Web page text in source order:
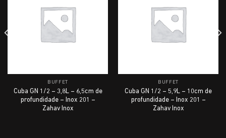
BUFFET
Cuba GN 1/2 – 3,8L – 6,5cm de
profundidade – Inox 201 –
Zahav Inox
BUFFET
Cuba GN 1/2 – 5,9L – 10cm de
profundidade – Inox 201 –
Zahav Inox